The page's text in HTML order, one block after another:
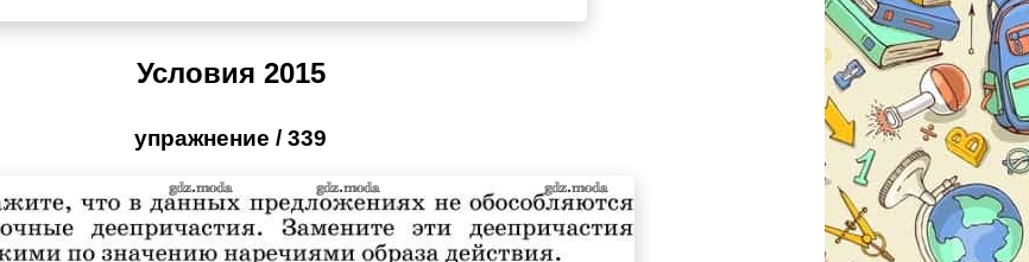
Условия 2015
упражнение / 339